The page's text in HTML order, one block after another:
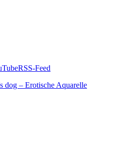
RSS-Feed
dog – Erotische Aquarelle